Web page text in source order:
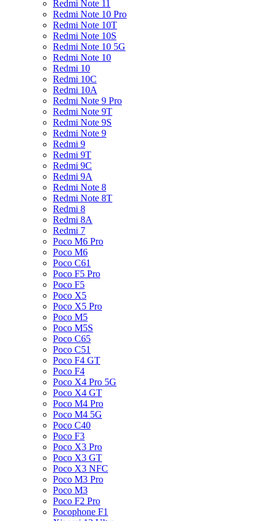
Redmi Note 11
Redmi Note 10 Pro
Redmi Note 10T
Redmi Note 10S
Redmi Note 10 5G
Redmi Note 10
Redmi 10
Redmi 10C
Redmi 10A
Redmi Note 9 Pro
Redmi Note 9T
Redmi Note 9S
Redmi Note 9
Redmi 9
Redmi 9T
Redmi 9C
Redmi 9A
Redmi Note 8
Redmi Note 8T
Redmi 8
Redmi 8A
Redmi 7
Poco M6 Pro
Poco M6
Poco C61
Poco F5 Pro
Poco F5
Poco X5
Poco X5 Pro
Poco M5
Poco M5S
Poco C65
Poco C51
Poco F4 GT
Poco F4
Poco X4 Pro 5G
Poco X4 GT
Poco M4 Pro
Poco M4 5G
Poco C40
Poco F3
Poco X3 Pro
Poco X3 GT
Poco X3 NFC
Poco M3 Pro
Poco M3
Poco F2 Pro
Pocophone F1